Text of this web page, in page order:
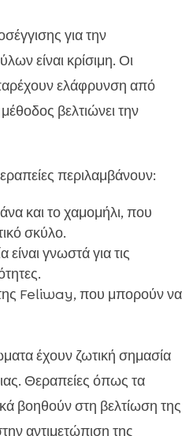
για την
είναι κρίσιμη. Οι
ελάφρυνση από
βελτιώνει την
περιλαμβάνουν:
και το χαμομήλι, που
σκύλο.
γνωστά για τις
της Feliway, που μπορούν να
έχουν ζωτική σημασία
Θεραπείες όπως τα
βοηθούν στη βελτίωση της
αντιμετώπιση της